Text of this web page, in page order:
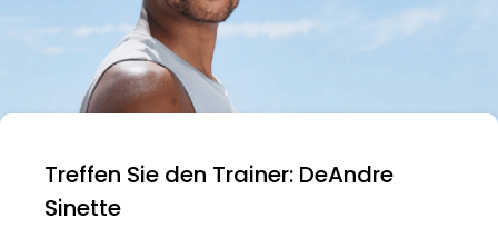
Treffen Sie den Trainer: DeAndre
Sinette